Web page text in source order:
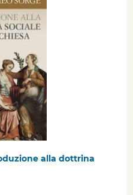
alla dottrina